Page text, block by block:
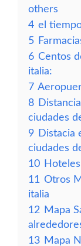
others
4 el
5
6 Centos
italia:
7
8
ciudades
9 Distacia
ciudades
10
11 Otros
italia
12 Mapa
13 Mapa